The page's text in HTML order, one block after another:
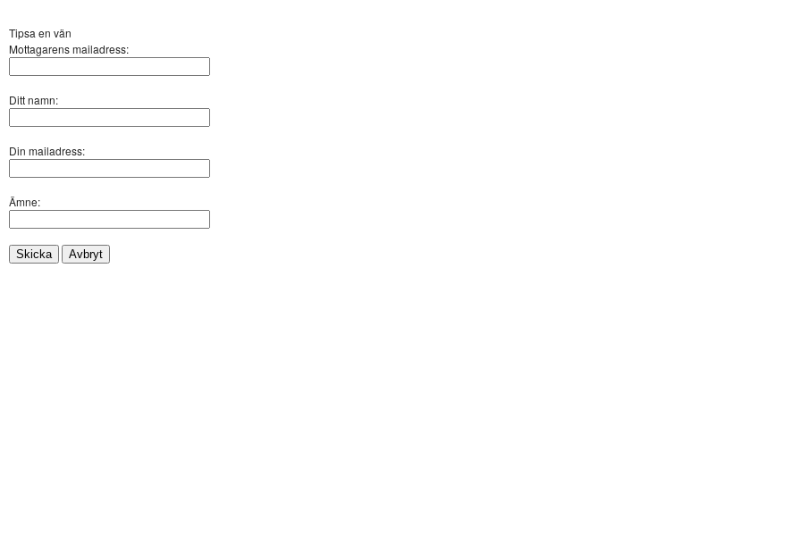
Tipsa en vän
Mottagarens mailadress:
Ditt namn:
Din mailadress:
Ämne:
Skicka Avbryt